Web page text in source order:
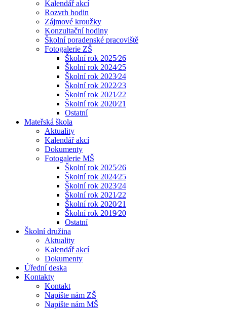
Kalendář akcí
Rozvrh hodin
Zájmové kroužky
Konzultační hodiny
Školní poradenské pracoviště
Fotogalerie ZŠ
Školní rok 2025⁄26
Školní rok 2024⁄25
Školní rok 2023⁄24
Školní rok 2022⁄23
Školní rok 2021⁄22
Školní rok 2020⁄21
Ostatní
Mateřská škola
Aktuality
Kalendář akcí
Dokumenty
Fotogalerie MŠ
Školní rok 2025⁄26
Školní rok 2024⁄25
Školní rok 2023⁄24
Školní rok 2021⁄22
Školní rok 2020⁄21
Školní rok 2019⁄20
Ostatní
Školní družina
Aktuality
Kalendář akcí
Dokumenty
Úřední deska
Kontakty
Kontakt
Napište nám ZŠ
Napište nám MŠ